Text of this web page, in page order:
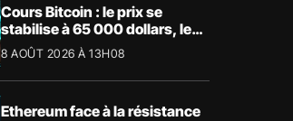
Cours Bitcoin : le prix se
stabilise à 65 000 dollars, les
niveaux clés à surveiller
8 AOÛT 2026 À 13H08
Ethereum face à la résistance